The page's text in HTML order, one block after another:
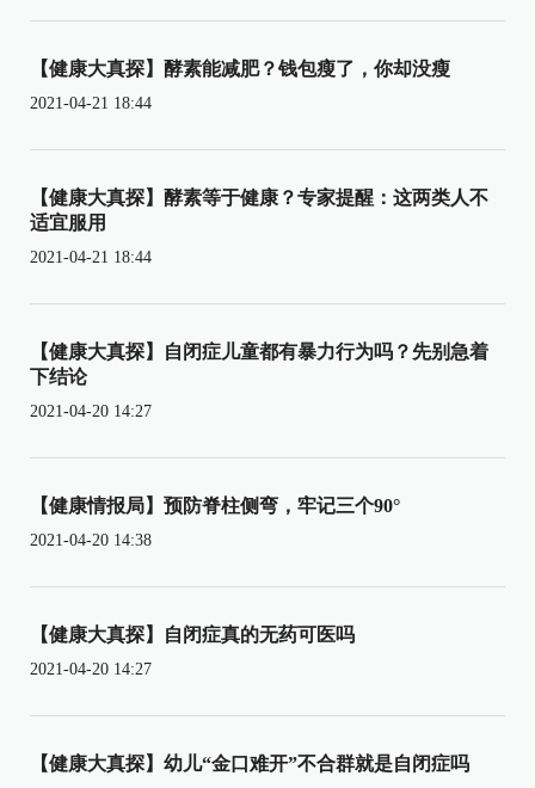
【健康大真探】酵素能减肥？钱包瘦了，你却没瘦
2021-04-21 18:44
【健康大真探】酵素等于健康？专家提醒：这两类人不
适宜服用
2021-04-21 18:44
【健康大真探】自闭症儿童都有暴力行为吗？先别急着
下结论
2021-04-20 14:27
【健康情报局】预防脊柱侧弯，牢记三个90°
2021-04-20 14:38
【健康大真探】自闭症真的无药可医吗
2021-04-20 14:27
【健康大真探】幼儿“金口难开”不合群就是自闭症吗